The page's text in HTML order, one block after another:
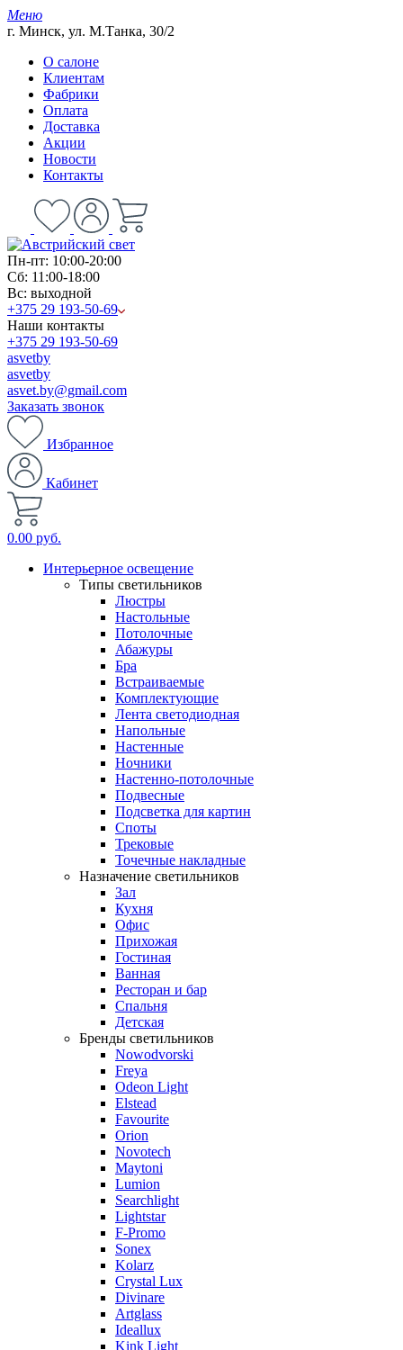
Меню
г. Минск, ул. М.Танка, 30/2
О салоне
Клиентам
Фабрики
Оплата
Доставка
Акции
Новости
Контакты
Пн-пт: 10:00-20:00
Сб: 11:00-18:00
Вс: выходной
+375 29 193-50-69
Наши контакты
+375 29 193-50-69
asvetby
asvetby
asvet.by@gmail.com
Заказать звонок
Избранное
Кабинет
0.00 руб.
Интерьерное освещение
Типы светильников
Люстры
Настольные
Потолочные
Абажуры
Бра
Встраиваемые
Комплектующие
Лента светодиодная
Напольные
Настенные
Ночники
Настенно-потолочные
Подвесные
Подсветка для картин
Споты
Трековые
Точечные накладные
Назначение светильников
Зал
Кухня
Офис
Прихожая
Гостиная
Ванная
Ресторан и бар
Спальня
Детская
Бренды светильников
Nowodvorski
Freya
Odeon Light
Elstead
Favourite
Orion
Novotech
Maytoni
Lumion
Searchlight
Lightstar
F-Promo
Sonex
Kolarz
Crystal Lux
Divinare
Artglass
Ideallux
Kink Light